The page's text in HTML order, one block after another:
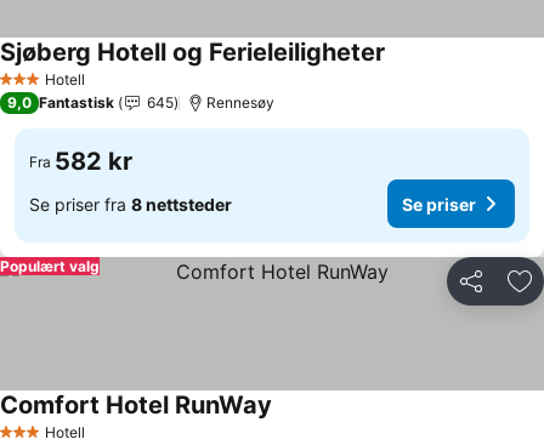
3 StjernerHotell
Sjøberg Hotell og Ferieleiligheter
9,0 Fantastisk 645 Rennesøy
Fra 582 kr
Se priser fra 8 nettsteder Se priser
Del
Populært valg
3 StjernerHotell
Comfort Hotel RunWay